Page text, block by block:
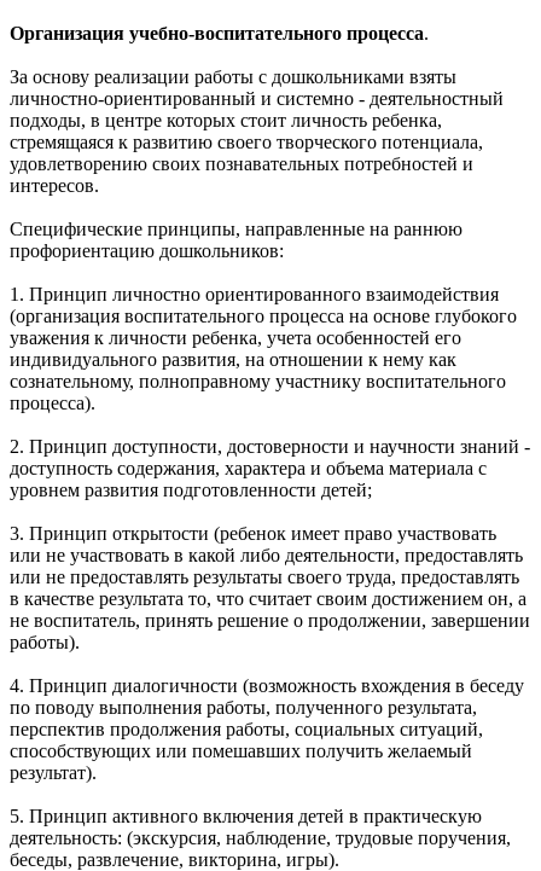
Организация учебно-воспитательного процесса.
За основу реализации работы с дошкольниками взяты
личностно-ориентированный и системно - деятельностный
подходы, в центре которых стоит личность ребенка,
стремящаяся к развитию своего творческого потенциала,
удовлетворению своих познавательных потребностей и
интересов.
Специфические принципы, направленные на раннюю
профориентацию дошкольников:
1. Принцип личностно ориентированного взаимодействия
(организация воспитательного процесса на основе глубокого
уважения к личности ребенка, учета особенностей его
индивидуального развития, на отношении к нему как
сознательному, полноправному участнику воспитательного
процесса).
2. Принцип доступности, достоверности и научности знаний -
доступность содержания, характера и объема материала с
уровнем развития подготовленности детей;
3. Принцип открытости (ребенок имеет право участвовать
или не участвовать в какой либо деятельности, предоставлять
или не предоставлять результаты своего труда, предоставлять
в качестве результата то, что считает своим достижением он, а
не воспитатель, принять решение о продолжении, завершении
работы).
4. Принцип диалогичности (возможность вхождения в беседу
по поводу выполнения работы, полученного результата,
перспектив продолжения работы, социальных ситуаций,
способствующих или помешавших получить желаемый
результат).
5. Принцип активного включения детей в практическую
деятельность: (экскурсия, наблюдение, трудовые поручения,
беседы, развлечение, викторина, игры).